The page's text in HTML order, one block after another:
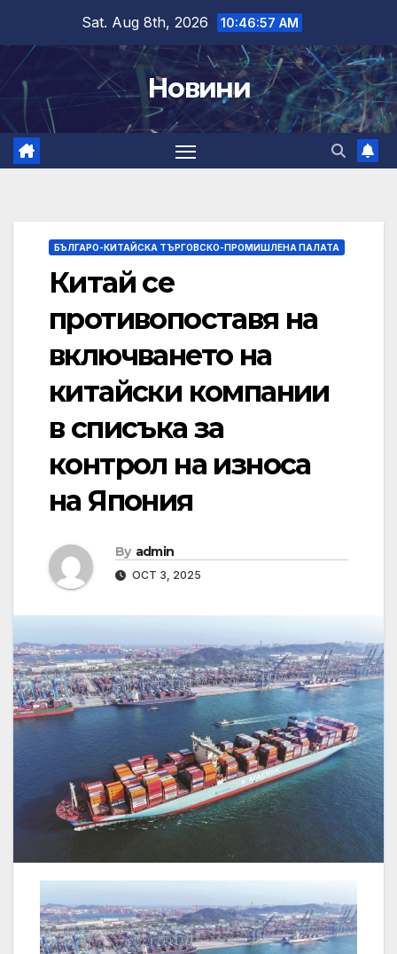
content
Sat. Aug 8th, 2026 10:46:58 AM
Новини
БЪЛГАРО-КИТАЙСКА ТЪРГОВСКО-ПРОМИШЛЕНА ПАЛАТА
Китай се
противопоставя на
включването на
китайски компании
в списъка за
контрол на износа
на Япония
By admin
OCT 3, 2025